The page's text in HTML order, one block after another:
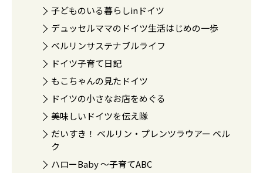
子どものいる暮らしinドイツ
デュッセルママのドイツ生活はじめの一歩
ベルリンサステナブルライフ
ドイツ子育て日記
もこちゃんの見たドイツ
ドイツの小さなお店をめぐる
美味しいドイツを伝え隊
だいすき！ ベルリン・プレンツラウアー ベル
ク
ハローBaby 〜子育てABC